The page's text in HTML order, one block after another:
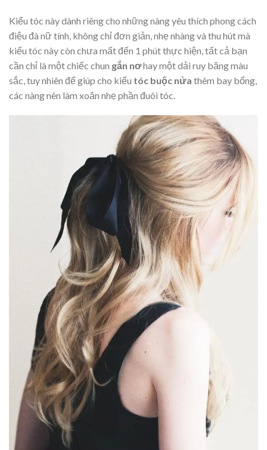
Kiểu tóc này dành riêng cho những nàng yêu thích phong cách
điệu đà nữ tính, không chỉ đơn giản, nhẹ nhàng và thu hút mà
kiểu tóc này còn chưa mất đến 1 phút thực hiện, tất cả bạn
cần chỉ là một chiếc chun gắn nơhay một dải ruy băng màu
sắc, tuy nhiên để giúp cho kiểu tóc buộc nửa thêm bay bổng,
các nàng nên làm xoăn nhẹ phần đuôi tóc.